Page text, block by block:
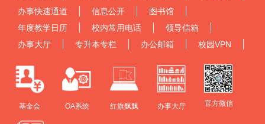
办事快速通道
信息公开
图书馆
年度教学日历
校内常用电话
领导信箱
办事大厅
专升本专栏 办公邮箱 校园VPN
基金会 OA系统 红旗飘飘 办事大厅 官方微信